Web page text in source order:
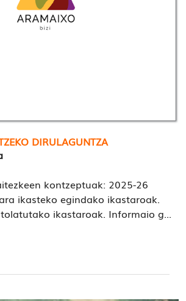
DIRULAGUNTZA
kontzeptuak: 2025-26
ikasteko egindako ikastaroak.
ikastaroak. Informaio g...